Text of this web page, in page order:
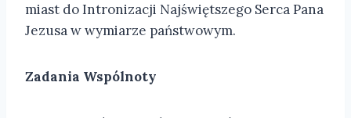
miast do Intronizacji Najświętszego Serca Pana
Jezusa w wymiarze państwowym.
Zadania Wspólnoty